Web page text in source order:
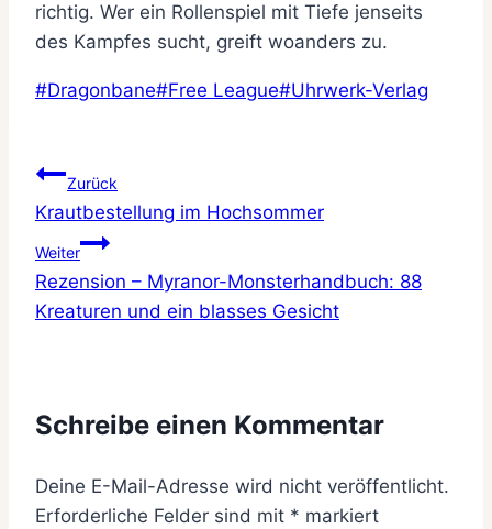
richtig. Wer ein Rollenspiel mit Tiefe jenseits
des Kampfes sucht, greift woanders zu.
Schlagworte:
#Dragonbane#Free League#Uhrwerk-Verlag
Beitragsnavigation
Zurück
Krautbestellung im Hochsommer
Weiter
Rezension – Myranor-Monsterhandbuch: 88
Kreaturen und ein blasses Gesicht
Schreibe einen Kommentar
Deine E-Mail-Adresse wird nicht veröffentlicht.
Erforderliche Felder sind mit * markiert